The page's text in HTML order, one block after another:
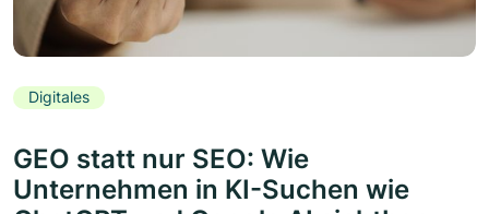
Digitales
GEO statt nur SEO: Wie
Unternehmen in KI-Suchen wie